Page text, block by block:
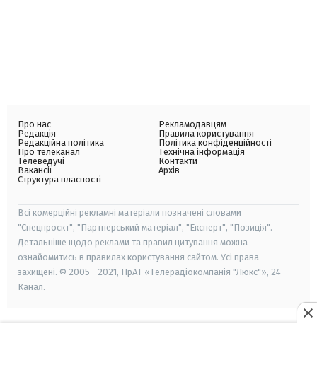
Про нас
Редакція
Редакційна політика
Про телеканал
Телеведучі
Вакансії
Структура власності
Рекламодавцям
Правила користування
Політика конфіденційності
Технічна інформація
Контакти
Архів
Всі комерційні рекламні матеріали позначені словами
"Спецпроєкт", "Партнерський матеріал", "Експерт", "Позиція".
Детальніше щодо реклами та правил цитування можна
ознайомитись в правилах користування сайтом. Усі права
захищені. © 2005—2021, ПрАТ «Телерадіокомпанія "Люкс"», 24
Канал.